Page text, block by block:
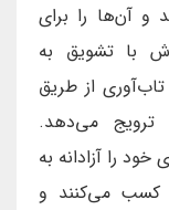
و آن‌ها را برای
با تشویق به
از طریق
ترویج می‌دهد.
را آزادانه به
کسب می‌کنند و